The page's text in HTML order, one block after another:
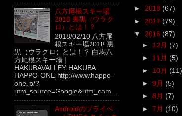
八方尾根スキー場
2018 裏黒（ウラク
ロ）とは！？
2018/02/10 八方尾
根スキー場2018 裏
黒（ウラクロ）とは！？ 白馬八
方尾根スキー場 |
HAKUBAVALLEY HAKUBA
HAPPO-ONE http://www.happo-
one.jp/?
utm_source=Google&utm_cam...
Androidのプライベ
► 2018 (67)
► 2017 (79)
▼ 2016 (87)
► 12月 (7)
► 11月 (5)
► 10月 (11)
►9月 (5)
►8月 (7)
►7月 (10)